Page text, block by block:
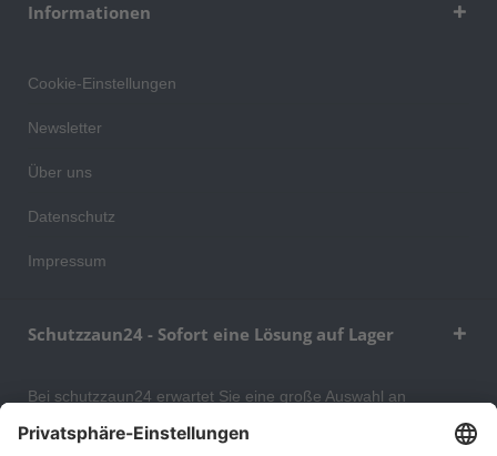
Informationen
Cookie-Einstellungen
Newsletter
Über uns
Datenschutz
Impressum
Schutzzaun24 - Sofort eine Lösung auf Lager
Bei schutzzaun24 erwartet Sie eine große Auswahl an
Schutzgittern, Schutzeinrichtungen, Absturzsicherungen und